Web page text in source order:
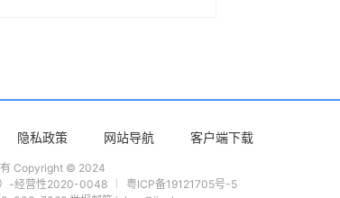
隐私政策 网站导航 客户端下载
Copyright © 2024
）-经营性2020-0048
粤ICP备19121705号-5